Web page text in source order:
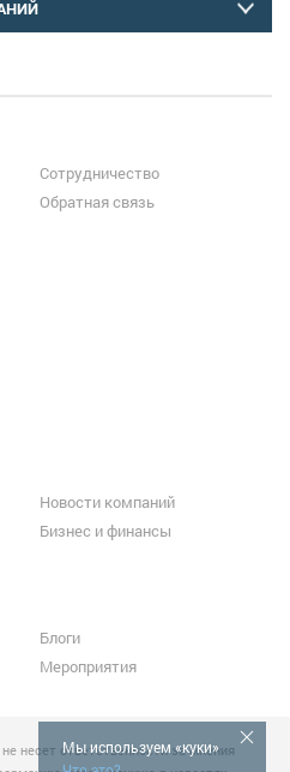
Мы используем «куки»
Сотрудничество
Обратная связь
Новости компаний
Бизнес и финансы
Блоги
Мероприятия
несет ответственности за мнения